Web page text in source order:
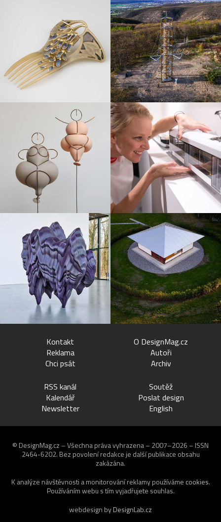
Kontakt
Reklama
Chci psát
O DesignMag.cz
Autoři
Archiv
RSS kanál
Kalendář
Newsletter
Soutěž
Poslat design
English
© DesignMag.cz – Všechna práva vyhrazena – 2007–2026 – ISSN
2464-6202. Bez povolení redakce je další publikace obsahu
zakázána.
K analýze návštěvnosti a monitorování reklamy používáme cookies.
Používáním webu s tím vyjadřujete souhlas.
webdesign byDesignLab.cz